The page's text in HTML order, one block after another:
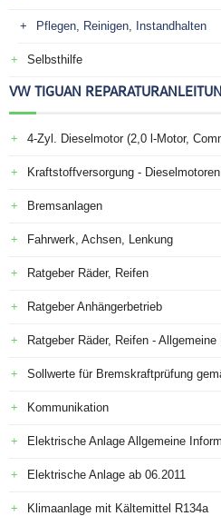
Pflegen, Reinigen, Instandhalten
Selbsthilfe
VW TIGUAN
4-Zyl. Dieselmotor (2,0 l-Motor,
Kraftstoffversorgung - Dieselmotoren
Bremsanlagen
Fahrwerk, Achsen, Lenkung
Ratgeber Räder, Reifen
Ratgeber Anhängerbetrieb
Ratgeber Räder, Reifen -
Sollwerte für Bremskraftprüfung
Kommunikation
Elektrische Anlage Allgemeine
Elektrische Anlage ab 06.2011
Klimaanlage mit Kältemittel R134a